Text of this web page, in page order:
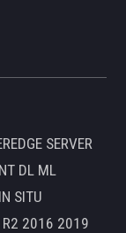
SERVER
DL ML
SITU
R2 2016 2019